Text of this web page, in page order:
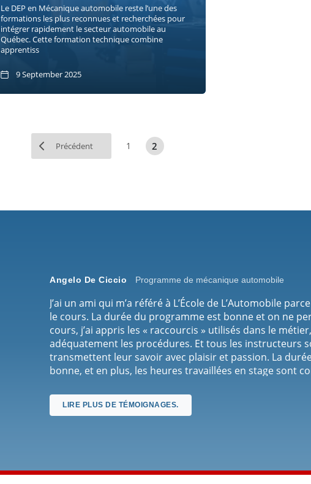
Le DEP en Mécanique automobile reste l’une des
formations les plus reconnues et recherchées pour
intégrer rapidement le secteur automobile au
Québec. Cette formation technique combine
apprentiss
9 September 2025
Précédent 1 2
Angelo De Ciccio Programme de mécanique automobile
J’ai un ami qui m’a référé à L’École de L’Automobile
le cours. La durée du programme est bonne et on ne
cours, j’ai appris les « raccourcis » utilisés dans le
adéquatement les procédures. Et tous les instructeurs
transmettent leur savoir avec plaisir et passion. La
bonne, et en plus, les heures travaillées en stage sont
anglais, c’est vraiment un bonus. Une autre chose qui est
continue à t’aider, même après que tu ais fini ton cours.
LIRE PLUS DE TÉMOIGNAGES.